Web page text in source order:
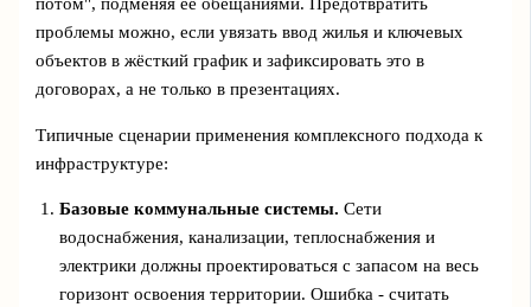
проблемы можно, если увязать ввод жилья и ключевых
объектов в жёсткий график и зафиксировать это в
договорах, а не только в презентациях.
Типичные сценарии применения комплексного подхода к
инфраструктуре:
Базовые коммунальные системы. Сети
водоснабжения, канализации, теплоснабжения и
электрики должны проектироваться с запасом на весь
горизонт освоения территории. Ошибка - считать